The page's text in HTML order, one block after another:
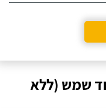
שמש (ללא